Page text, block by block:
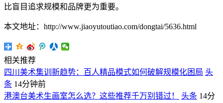
比盲目追求规模和品牌更为重要。
本文地址：http://www.jiaoyutoutiao.com/dongtai/5636.html
相关推荐
四川美术集训新趋势：百人精品模式如何破解规模化困局 头
条 14分钟前
港澳台美术生画室怎么选？这些推荐千万别错过！
头条 14分